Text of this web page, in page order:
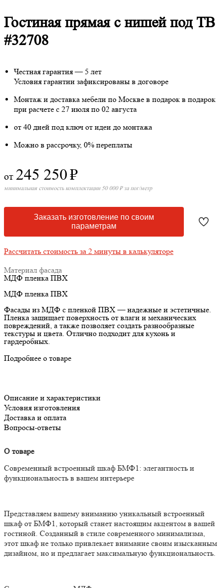
Гостиная прямая с нишей под ТВ
#32708
Честная гарантия — 5 лет
Условия гарантии зафиксированы в договоре
Монтаж и доставка мебели по Москве в подарок в подарок
при расчете с 27 июля по 02 августа
от 40 дней под ключ от идеи до монтажа
Можно в рассрочку, 0% переплаты
от 245 250₽
минимальная стоимость комплектации 50 000 ₽ за пог/метр
Заказать изготовление по своим
параметрам
Рассчитать стоимость за 2 минуты в калькуляторе
Материал фасада
МДФ пленка ПВХ
МДФ пленка ПВХ
Фасады из МДФ с пленкой ПВХ — надежные и эстетичные.
Пленка защищает поверхность от влаги и механических
повреждений, а также позволяет создать разнообразные
текстуры и цвета. Отлично подходит для кухонь и
гардеробных.
Подробнее о товаре
Описание и характеристики
Условия изготовления
Доставка и оплата
Вопросы-ответы
О товаре
Современный встроенный шкаф БМФ1: элегантность и
функциональность в вашем интерьере
Представляем вашему вниманию уникальный встроенный
шкаф от БМФ1, который станет настоящим акцентом в вашей
гостиной. Созданный в стиле современного минимализма,
этот шкаф не только привлекает внимание своим изысканным
дизайном, но и предлагает максимальную функциональность.